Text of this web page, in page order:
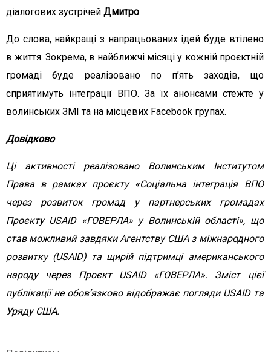
діалогових зустрічей Дмитро.
До слова, найкращі з напрацьованих ідей буде втілено
в життя. Зокрема, в найближчі місяці у кожній проєктній
громаді буде реалізовано по п’ять заходів, що
сприятимуть інтеграції ВПО. За їх анонсами стежте у
волинських ЗМІ та на місцевих Facebook групах.
Довідково
Ці активності реалізовано Волинським Інститутом
Права в рамках проєкту «Соціальна інтеграція ВПО
через розвиток громад у партнерських громадах
Проєкту USAID «ГОВЕРЛА» у Волинській області», що
став можливий завдяки Агентству США з міжнародного
розвитку (USAID) та щирій підтримці американського
народу через Проєкт USAID «ГОВЕРЛА». Зміст цієї
публікації не обов’язково відображає погляди USAID та
Уряду США.